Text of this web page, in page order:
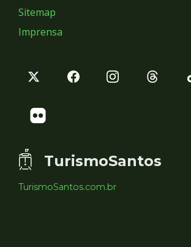
Sitemap
Imprensa
TurismoSantos
TurismoSantos.com.br